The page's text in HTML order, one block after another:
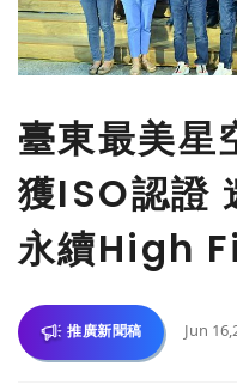
臺東最美星
獲ISO認證
永續High
推廣新聞稿 Jun